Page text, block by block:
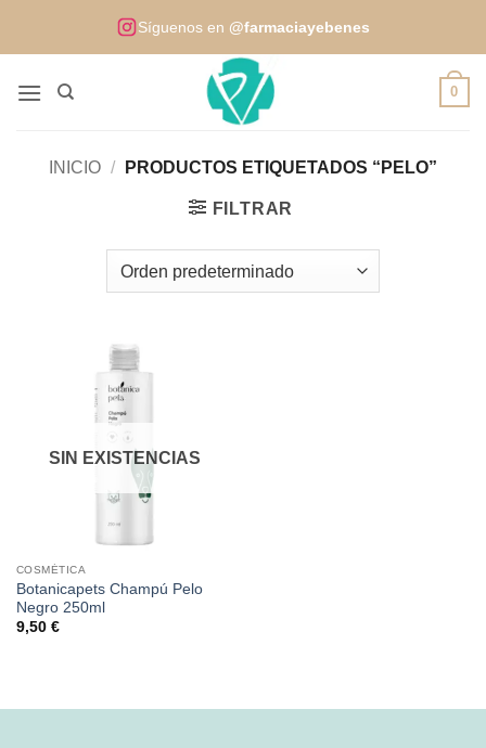
Síguenos en @farmaciayebenes
0
INICIO / PRODUCTOS ETIQUETADOS “PELO”
FILTRAR
SIN EXISTENCIAS
COSMÉTICA
Botanicapets Champú Pelo
Negro 250ml
9,50 €